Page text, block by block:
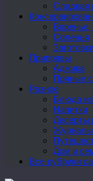
Сладкая
Соленья
Приправы
Аджика
Пряные
Разное
Блюда
Напитки
Десерты
Журналы
Дом и
Все рубрики